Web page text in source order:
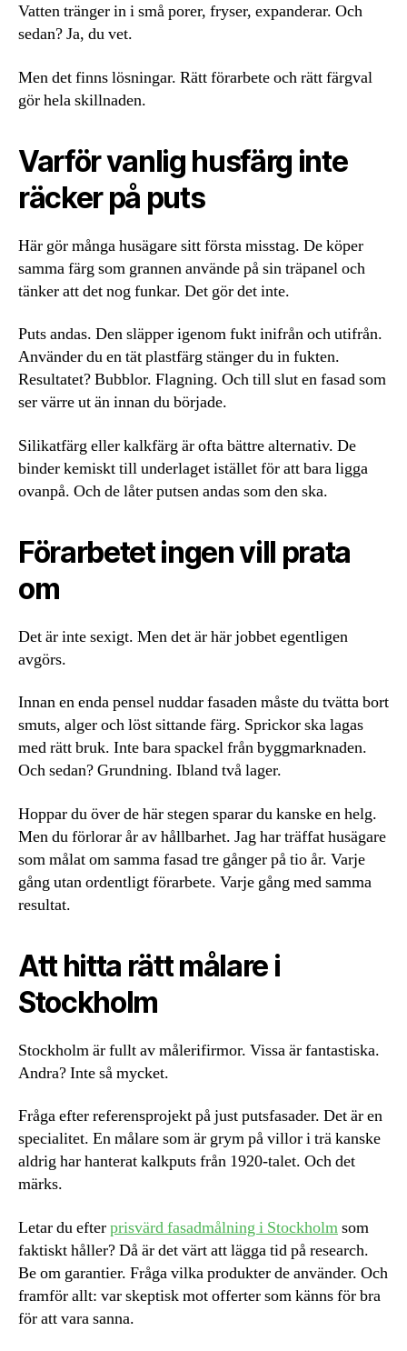
Vatten tränger in i små porer, fryser, expanderar. Och
sedan? Ja, du vet.
Men det finns lösningar. Rätt förarbete och rätt färgval
gör hela skillnaden.
Varför vanlig husfärg inte
räcker på puts
Här gör många husägare sitt första misstag. De köper
samma färg som grannen använde på sin träpanel och
tänker att det nog funkar. Det gör det inte.
Puts andas. Den släpper igenom fukt inifrån och utifrån.
Använder du en tät plastfärg stänger du in fukten.
Resultatet? Bubblor. Flagning. Och till slut en fasad som
ser värre ut än innan du började.
Silikatfärg eller kalkfärg är ofta bättre alternativ. De
binder kemiskt till underlaget istället för att bara ligga
ovanpå. Och de låter putsen andas som den ska.
Förarbetet ingen vill prata
om
Det är inte sexigt. Men det är här jobbet egentligen
avgörs.
Innan en enda pensel nuddar fasaden måste du tvätta bort
smuts, alger och löst sittande färg. Sprickor ska lagas
med rätt bruk. Inte bara spackel från byggmarknaden.
Och sedan? Grundning. Ibland två lager.
Hoppar du över de här stegen sparar du kanske en helg.
Men du förlorar år av hållbarhet. Jag har träffat husägare
som målat om samma fasad tre gånger på tio år. Varje
gång utan ordentligt förarbete. Varje gång med samma
resultat.
Att hitta rätt målare i
Stockholm
Stockholm är fullt av målerifirmor. Vissa är fantastiska.
Andra? Inte så mycket.
Fråga efter referensprojekt på just putsfasader. Det är en
specialitet. En målare som är grym på villor i trä kanske
aldrig har hanterat kalkputs från 1920-talet. Och det
märks.
Letar du efterprisvärd fasadmålning i Stockholmsom
faktiskt håller? Då är det värt att lägga tid på research.
Be om garantier. Fråga vilka produkter de använder. Och
framför allt: var skeptisk mot offerter som känns för bra
för att vara sanna.